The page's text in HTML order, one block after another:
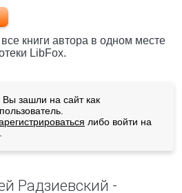
книги автора в одном месте
LibFox.
зашли на сайт как
либо войти на
Радзиевский -